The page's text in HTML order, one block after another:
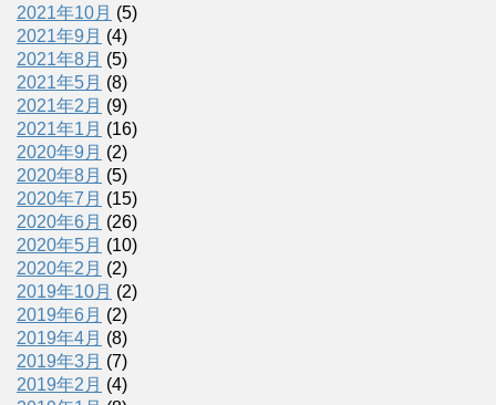
2021年10月 (5)
2021年9月 (4)
2021年8月 (5)
2021年5月 (8)
2021年2月 (9)
2021年1月 (16)
2020年9月 (2)
2020年8月 (5)
2020年7月 (15)
2020年6月 (26)
2020年5月 (10)
2020年2月 (2)
2019年10月 (2)
2019年6月 (2)
2019年4月 (8)
2019年3月 (7)
2019年2月 (4)